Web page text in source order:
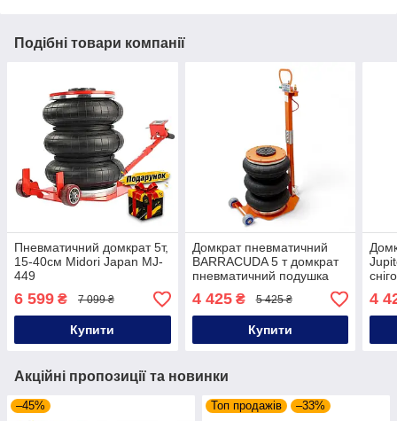
Подібні товари компанії
Пневматичний домкрат 5т,
15-40см Midori Japan MJ-
449
6 599 ₴ 7 099 ₴
Купити
Домкрат пневматичний
BARRACUDA 5 т домкрат
пневматичний подушка
4 425₴ 5 425 ₴
Купити
4
Акційні пропозиції та новинки
–45% Топ продажів –33%